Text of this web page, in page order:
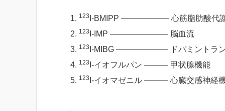
123 I-BMIPP 心筋脂肪酸代
123 I-IMP 脳血流
123 I-MIBG ドパミントラ
123 I-イオフルパン 甲状腺機能
123 I-イオマゼニル 心臓交感神経